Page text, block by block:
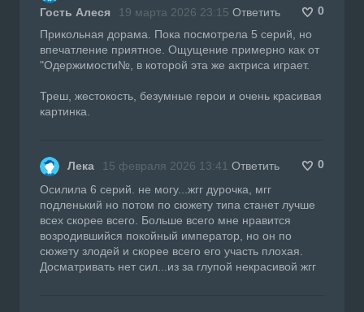
Гость Алеся 19 марта 2026 23:15 Ответить
0
Прикольная дорама. Пока посмотрела 5 серий, но
впечатление приятное. Ощущение примерно как от
"Одержимости№, в которой эта же актриса играет.
Треш, жестокость, безумные герои и очень красивая
картинка.
Лека 15 февраля 2026 13:41 Ответить
0
Осилила 6 серий. не могу...жгг дурочка, мгг
подленький но потом по сюжету типа станет лучше
всех скорее всего. Больше всего мне нравится
возродившийся покойный император, но он по
сюжету злодей и скорее всего его участь плохая.
Досматривать нет сил...из за глупой некрасивой жгг